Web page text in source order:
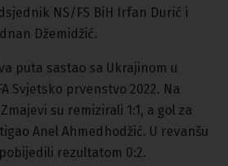
NS/FS BiH Irfan Durić i
Džemidžić.
puta sastao sa Ukrajinom u
Svjetsko prvenstvo 2022. Na
su remizirali 1:1, a gol za
Anel Ahmedhodžić. U revanšu
rezultatom 0:2.